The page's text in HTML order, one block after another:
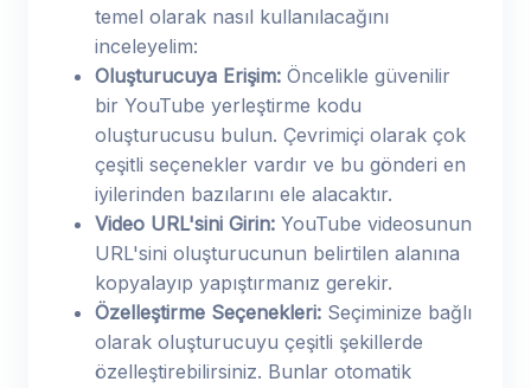
temel olarak nasıl kullanılacağını
inceleyelim:
Oluşturucuya Erişim: Öncelikle güvenilir
bir YouTube yerleştirme kodu
oluşturucusu bulun. Çevrimiçi olarak çok
çeşitli seçenekler vardır ve bu gönderi en
iyilerinden bazılarını ele alacaktır.
Video URL'sini Girin: YouTube videosunun
URL'sini oluşturucunun belirtilen alanına
kopyalayıp yapıştırmanız gerekir.
Özelleştirme Seçenekleri: Seçiminize bağlı
olarak oluşturucuyu çeşitli şekillerde
özelleştirebilirsiniz. Bunlar otomatik